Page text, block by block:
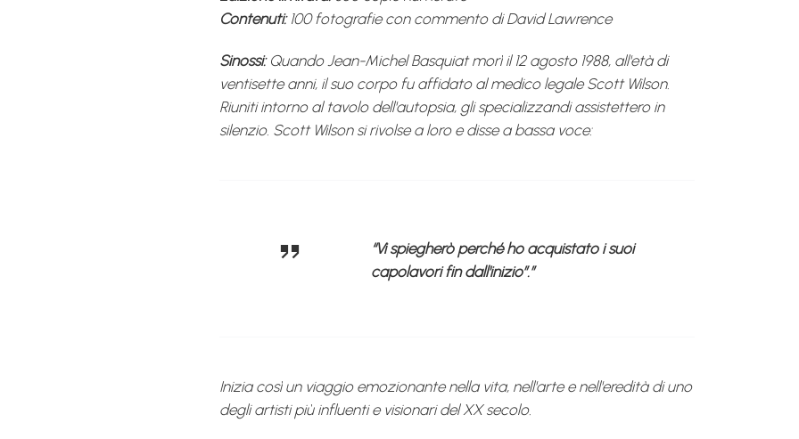
Contenuti:100 fotografie con commento di David Lawrence
Sinossi: Quando Jean-Michel Basquiat morì il 12 agosto 1988, all'età di
ventisette anni, il suo corpo fu affidato al medico legale Scott Wilson.
Riuniti intorno al tavolo dell'autopsia, gli specializzandi assistettero in
silenzio. Scott Wilson si rivolse a loro e disse a bassa voce:
“Vi spiegherò perché ho acquistato i suoi
capolavori fin dall'inizio”.”
Inizia così un viaggio emozionante nella vita, nell'arte e nell'eredità di uno
degli artisti più influenti e visionari del XX secolo.